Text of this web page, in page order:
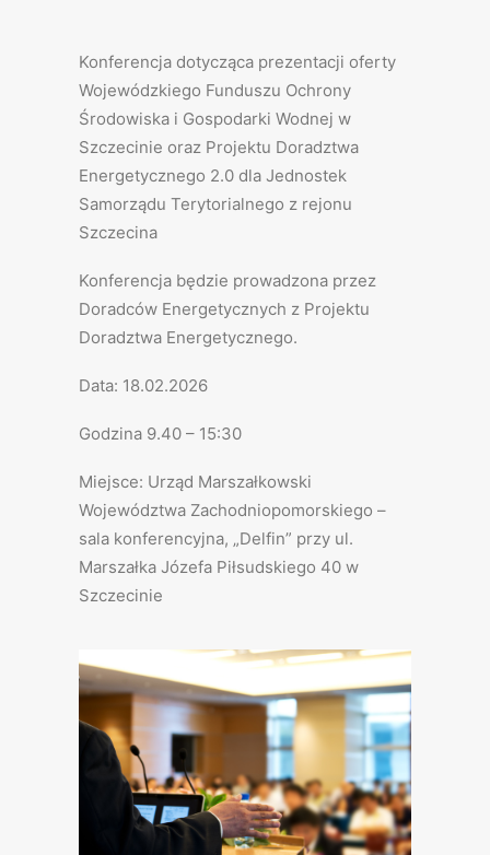
Konferencja dotycząca prezentacji oferty
Wojewódzkiego Funduszu Ochrony
Środowiska i Gospodarki Wodnej w
Szczecinie oraz Projektu Doradztwa
Energetycznego 2.0 dla Jednostek
Samorządu Terytorialnego z rejonu
Szczecina
Konferencja będzie prowadzona przez
Doradców Energetycznych z Projektu
Doradztwa Energetycznego.
Data: 18.02.2026
Godzina 9.40 – 15:30
Miejsce: Urząd Marszałkowski
Województwa Zachodniopomorskiego –
sala konferencyjna, „Delfin” przy ul.
Marszałka Józefa Piłsudskiego 40 w
Szczecinie